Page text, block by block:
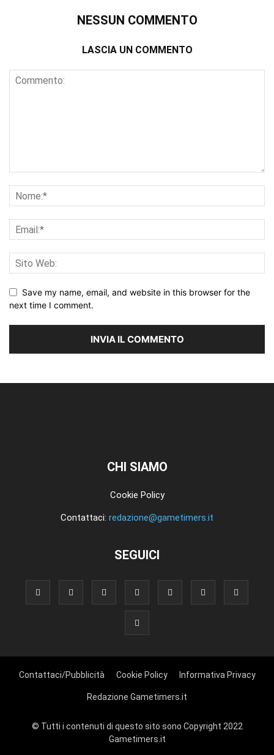
NESSUN COMMENTO
LASCIA UN COMMENTO
Save my name, email, and website in this browser for the
next time I comment.
CHI SIAMO
Cookie Policy
Contattaci: redazione@gametimers.it
SEGUICI
Contattaci/Pubblicità Cookie Policy Informativa Privacy
Redazione Gametimers.it
© Tutti i contenuti di questo sito sono Copyright 2022
Gametimers.it